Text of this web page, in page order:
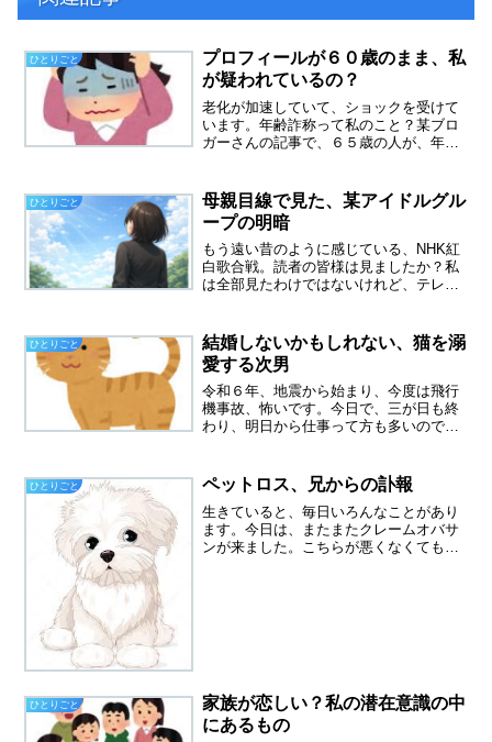
ひとりごと
プロフィールが６０歳のまま、私
が疑われているの？
老化が加速していて、ショックを受けて
います。年齢詐称って私のこと？某ブロ
ガーさんの記事で、６５歳の人が、年齢
さらりと受け流していました。今日、と
ても親切なブロガーさんが...
ひとりごと
母親目線で見た、某アイドルグル
ープの明暗
もう遠い昔のように感じている、NHK紅
白歌合戦。読者の皆様は見ましたか？私
は全部見たわけではないけれど、テレビ
視聴率はAKBだったそうです。卒業した
メンバーは、結婚した...
ひとりごと
結婚しないかもしれない、猫を溺
愛する次男
令和６年、地震から始まり、今度は飛行
機事故、怖いです。今日で、三が日も終
わり、明日から仕事って方も多いのでは
予定がギッシリ入っているとか。うらや
ましい。身体は元気なのに...
ひとりごと ペットロス、兄からの訃報
生きていると、毎日いろんなことがあり
ます。今日は、またまたクレームオバサ
ンが来ました。こちらが悪くなくても、
ひとりごと
家族が恋しい？私の潜在意識の中
にあるもの